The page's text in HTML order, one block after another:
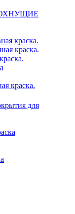
краска.
краска.
краска.
для